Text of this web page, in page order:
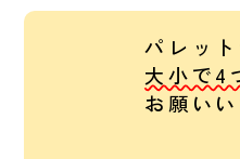
パレッ
大小で4
お願い